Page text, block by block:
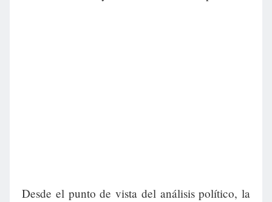
Desde el punto de vista del análisis político, la